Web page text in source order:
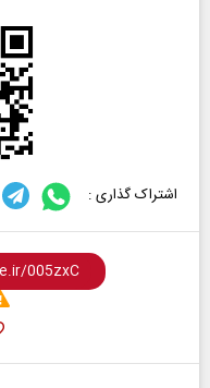
اشتراک گذاری :